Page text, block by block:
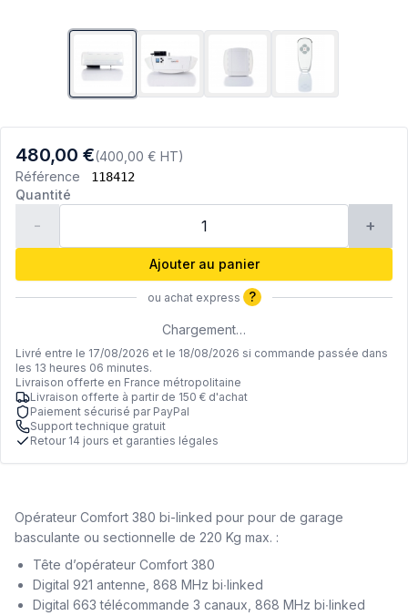
480,00 €(400,00 € HT)
Référence
118412
Quantité
- +
Ajouter au panier
ou achat express ?
Chargement…
Livré entre le 17/08/2026 et le 18/08/2026 si commande passée dans
les 13 heures 06 minutes.
Livraison offerte en France métropolitaine
Livraison offerte à partir de 150 € d'achat
Paiement sécurisé par PayPal
Support technique gratuit
Retour 14 jours et garanties légales
Opérateur Comfort 380 bi-linked pour pour de garage
basculante ou sectionnelle de 220 Kg max. :
Tête d’opérateur Comfort 380
Digital 921 antenne, 868 MHz bi∙linked
Digital 663 télécommande 3 canaux, 868 MHz bi∙linked